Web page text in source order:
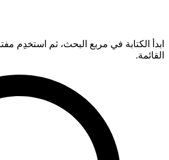
القائمة.